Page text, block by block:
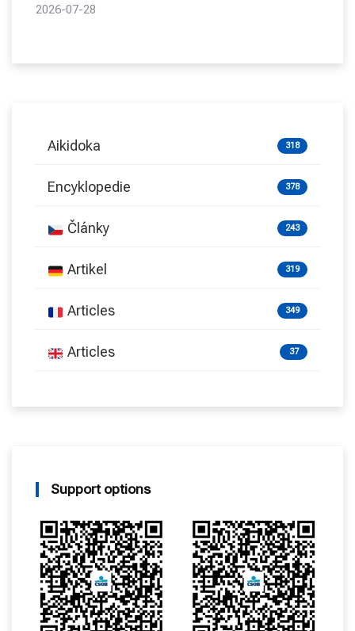
2026-07-28
Aikidoka 318
Encyklopedie 378
Články 243
Artikel 319
Articles 349
Articles 37
Support options